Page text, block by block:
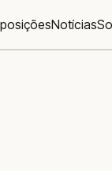
Notícias